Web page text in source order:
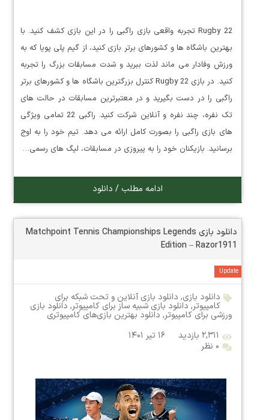
Rugby 22 تجربه واقعی بازی راگبی را در این بازی کشف کنید. با
بهترین باشگاه ها و کشورهای برتر بازی کنید، از گیم پلی پویا که به
ورزش وفادار می ماند لذت ببرید و شدت مسابقات بزرگ را تجربه
کنید. در بازی Rugby 22 کنترل بزرگترین باشگاه ها و کشورهای برتر
راگبی را در دست بگیرید و در معتبرترین مسابقات در حالت های
تک نفره، چند نفره و آنلاین شرکت کنید. راگبی 22 تمامی ویژگی
های بازی راگبی را بصورت کامل ارائه می دهد. تیم خود را به اوج
برسانید. بازیکنان خود را به پیروزی در مسابقات، لیگ های رسمی…
ادامه مطلب / دانلود
دانلود بازی Matchpoint Tennis Championships Legends
Edition – Razor1911
Update
دانلود بازی, دانلود بازی آنلاین و تحت شبکه برای
کامپیوتر, دانلود بازی شبیه ساز برای کامپیوتر, دانلود بازی
ورزشی برای کامپیوتر, دانلود بهترین بازی‌های کامپیوتری
۲,۳۱۱ بازدید
۱۶ تیر ۱۴۰۱
۰ نظر